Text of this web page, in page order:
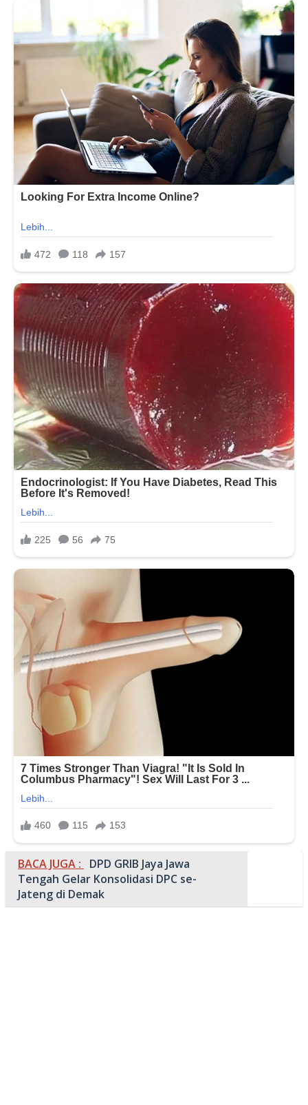
BACA JUGA :
DPD GRIB Jaya Jawa
Tengah Gelar Konsolidasi DPC se-
Jateng di Demak